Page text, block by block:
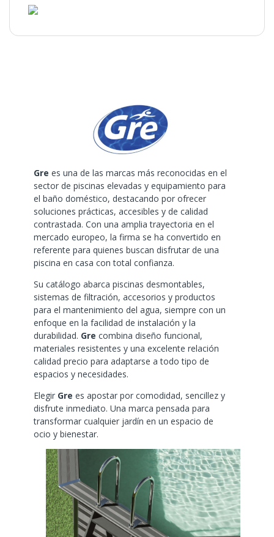
Gre es una de las marcas más reconocidas en el
sector de piscinas elevadas y equipamiento para
el baño doméstico, destacando por ofrecer
soluciones prácticas, accesibles y de calidad
contrastada. Con una amplia trayectoria en el
mercado europeo, la firma se ha convertido en
referente para quienes buscan disfrutar de una
piscina en casa con total confianza.
Su catálogo abarca piscinas desmontables,
sistemas de filtración, accesorios y productos
para el mantenimiento del agua, siempre con un
enfoque en la facilidad de instalación y la
durabilidad. Gre combina diseño funcional,
materiales resistentes y una excelente relación
calidad precio para adaptarse a todo tipo de
espacios y necesidades.
Elegir Gre es apostar por comodidad, sencillez y
disfrute inmediato. Una marca pensada para
transformar cualquier jardín en un espacio de
ocio y bienestar.